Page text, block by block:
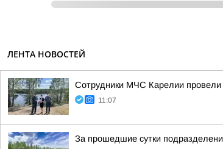
ЛЕНТА НОВОСТЕЙ
Сотрудники МЧС Карелии провели
11:07
За прошедшие сутки